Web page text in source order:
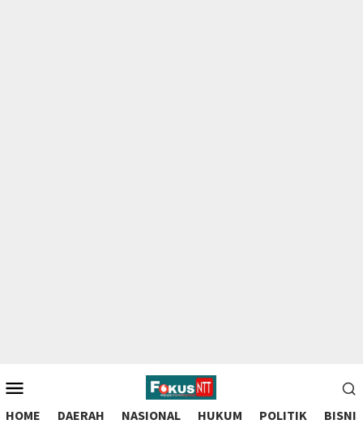
to
contentMobile
HOME DAERAH NASIONAL HUKUM POLITIK BISNIS